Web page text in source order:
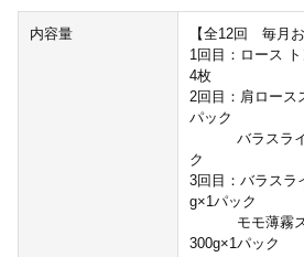
内容量
【全12回 毎月お
1回目：ロース
4枚
2回目：肩ロース
パック
バラスライス
ク
3回目：バラスラ
g×1パック
モモ薄霧スラ
300g×1パック